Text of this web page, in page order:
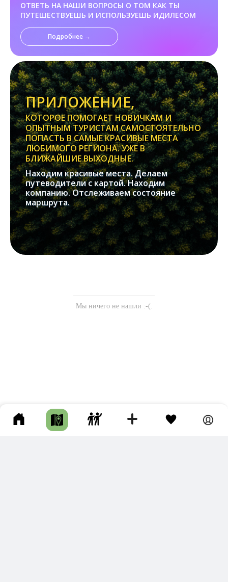
ОТВЕТЬ НА НАШИ ВОПРОСЫ О ТОМ КАК ТЫ
ПУТЕШЕСТВУЕШЬ И ИСПОЛЬЗУЕШЬ ИДИЛЕСОМ
Подробнее →
ПРИЛОЖЕНИЕ,
КОТОРОЕ ПОМОГАЕТ НОВИЧКАМ И
ОПЫТНЫМ ТУРИСТАМ САМОСТОЯТЕЛЬНО
ПОПАСТЬ В САМЫЕ КРАСИВЫЕ МЕСТА
ЛЮБИМОГО РЕГИОНА. УЖЕ В
БЛИЖАЙШИЕ ВЫХОДНЫЕ.
Находим красивые места. Делаем
путеводители с картой. Находим
компанию. Отслеживаем состояние
маршрута.
Мы ничего не нашли :-(.